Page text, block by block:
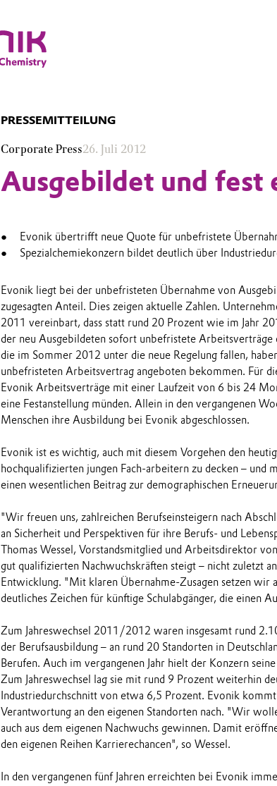
PRESSEMITTEILUNG
Corporate Press26. Juli 2012
Ausgebildet und fest
Evonik übertrifft neue Quote für unbefristete
Spezialchemiekonzern bildet deutlich über
Evonik liegt bei der unbefristeten Übernahme von
zugesagten Anteil. Dies zeigen aktuelle Zahlen.
2011 vereinbart, dass statt rund 20 Prozent wie im Jahr
der neu Ausgebildeten sofort unbefristete Arbeitsverträge
die im Sommer 2012 unter die neue Regelung fallen,
unbefristeten Arbeitsvertrag angeboten bekommen. Für
Evonik Arbeitsverträge mit einer Laufzeit von 6 bis 24
eine Festanstellung münden. Allein in den vergangenen
Menschen ihre Ausbildung bei Evonik abgeschlossen.
Evonik ist es wichtig, auch mit diesem Vorgehen den
hochqualifizierten jungen Fach-arbeitern zu decken – und
einen wesentlichen Beitrag zur demographischen
"Wir freuen uns, zahlreichen Berufseinsteigern nach
an Sicherheit und Perspektiven für ihre Berufs- und
Thomas Wessel, Vorstandsmitglied und Arbeitsdirektor
gut qualifizierten Nachwuchskräften steigt – nicht zuletzt
Entwicklung. "Mit klaren Übernahme-Zusagen setzen wir
deutliches Zeichen für künftige Schulabgänger, die einen
Zum Jahreswechsel 2011/2012 waren insgesamt rund
der Berufsausbildung – an rund 20 Standorten in
Berufen. Auch im vergangenen Jahr hielt der Konzern
Zum Jahreswechsel lag sie mit rund 9 Prozent weiterhin
Industriedurchschnitt von etwa 6,5 Prozent. Evonik
Verantwortung an den eigenen Standorten nach. "Wir
auch aus dem eigenen Nachwuchs gewinnen. Damit
den eigenen Reihen Karrierechancen", so Wessel.
In den vergangenen fünf Jahren erreichten bei Evonik